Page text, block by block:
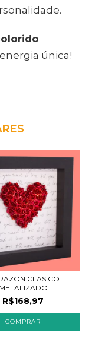
única!
CLASICO
METALIZADO
R$168,97
COMPRAR